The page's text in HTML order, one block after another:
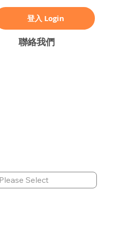
登入 Login
聯絡我們